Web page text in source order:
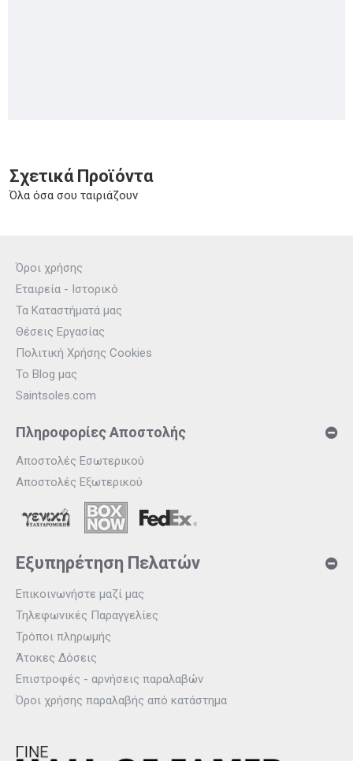
Σχετικά Προϊόντα
Όλα όσα σου ταιριάζουν
Όροι χρήσης
Εταιρεία - Ιστορικό
Τα Καταστήματά μας
Θέσεις Εργασίας
Πολιτική Χρήσης Cookies
Το Blog μας
Saintsoles.com
Πληροφορίες Αποστολής
Αποστολές Εσωτερικού
Αποστολές Εξωτερικού
Εξυπηρέτηση Πελατών
Επικοινωνήστε μαζί μας
Τηλεφωνικές Παραγγελίες
Τρόποι πληρωμής
Άτοκες Δόσεις
Επιστροφές - αρνήσεις παραλαβών
Όροι χρήσης παραλαβής από κατάστημα